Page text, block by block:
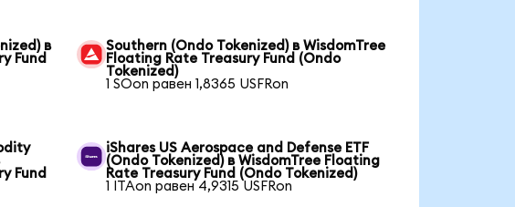
в
Fund
Southern (Ondo Tokenized) в WisdomTree
Floating Rate Treasury Fund (Ondo
Tokenized)
1 SOon равен 1,8365 USFRon
Fund
iShares US Aerospace and Defense ETF
(Ondo Tokenized) в WisdomTree Floating
Rate Treasury Fund (Ondo Tokenized)
1 ITAon равен 4,9315 USFRon